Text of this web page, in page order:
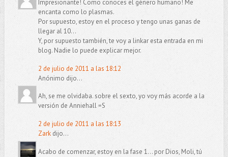
Impresionante! Como conoces el género humano! Me
encanta como lo plasmas.
Por supuesto, estoy en el proceso y tengo unas ganas de
llegar al 10...
Y, por supuesto también, te voy a linkar esta entrada en mi
blog. Nadie lo puede explicar mejor.
2 de julio de 2011 a las 18:12
Anónimo dijo...
Ah, se me olvidaba. sobre el sexto, yo voy más acorde a la
versión de Anniehall =S
2 de julio de 2011 a las 18:13
Zarkdijo...
Acabo de comenzar, estoy en la fase 1... por Dios, Moli, tú